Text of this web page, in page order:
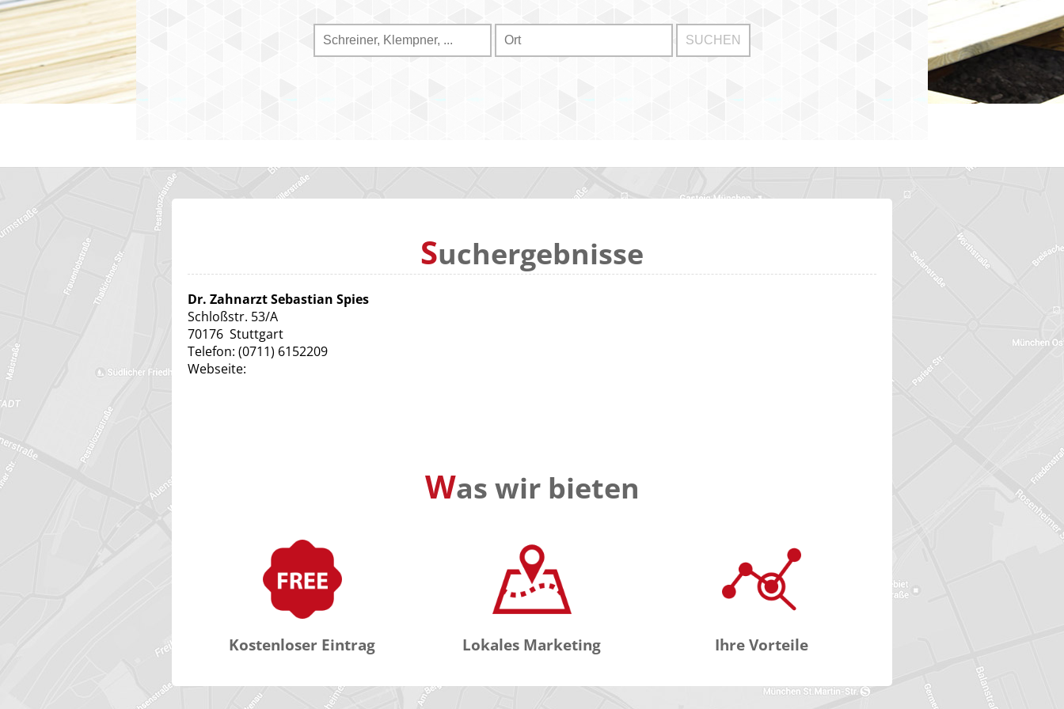
Suchergebnisse
Dr. Zahnarzt Sebastian Spies
Schloßstr. 53/A
70176 Stuttgart
Telefon: (0711) 6152209
Webseite:
Was wir bieten
Kostenloser Eintrag Lokales Marketing Ihre Vorteile